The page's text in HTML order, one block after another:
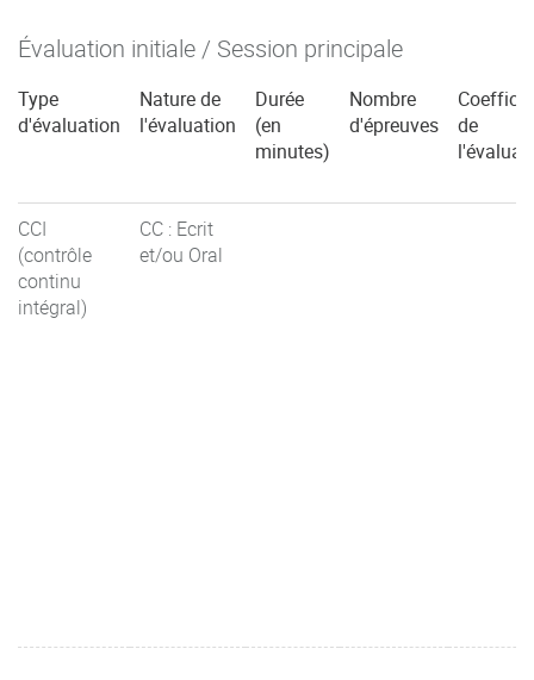
Évaluation initiale / Session principale
Type
d'évaluation
Nature de
l'évaluation
Durée
(en
minutes)
Nombre
d'épreuves
de
CCI
(contrôle
continu
intégral)
CC : Ecrit
et/ou Oral